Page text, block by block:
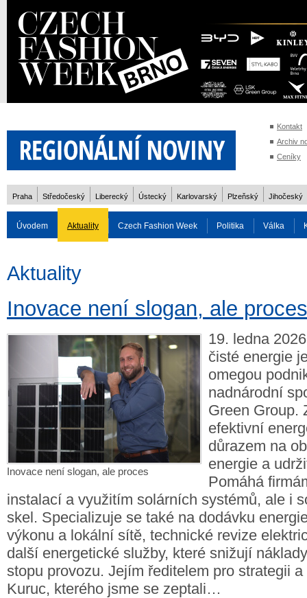
Kontakt
Archiv
Ceníky
Praha Středočeský Liberecký Ústecký Karlovarský Plzeňský Jihočeský
Úvodem Aktuality Czech Fashion Week Politika Válka
Aktuality
Inovace není slogan, ale proces
Inovace není slogan, ale proces
19. ledna
čisté energie
omegou
nadnárodní
Green Group.
efektivní
důrazem na
energie a
Pomáhá
instalací a využitím solárních systémů, ale i
skel. Specializuje se také na dodávku
výkonu a lokální sítě, technické revize
další energetické služby, které snižují
stopu provozu. Jejím ředitelem pro strategii
Kuruc, kterého jsme se zeptali…